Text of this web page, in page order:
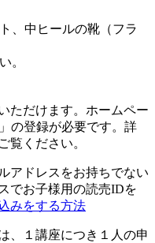
、中ヒールの靴（フラ
。
ただけます。ホームペー
の登録が必要です。詳
覧ください。
アドレスをお持ちでない
でお子様用の読売IDを
みをする方法
、１講座につき１人の申